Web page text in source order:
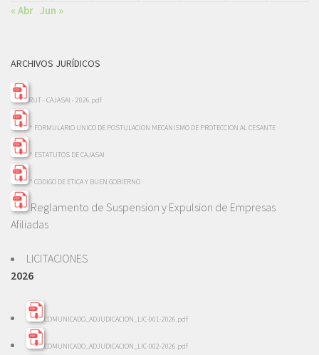
« Abr Jun »
ARCHIVOS JURÍDICOS
RUT - CAJASAI - 2026.pdf
* FORMULARIO UNICO DE POSTULACION MECANISMO DE PROTECCION AL CESANTE
* ESTATUTOS DE CAJASAI
* CODIGO DE ETICA Y BUEN GOBIERNO
Reglamento de Suspension y Expulsion de Empresas
Afiliadas
LICITACIONES
2026
COMUNICADO_ADJUDICACION_LIC-001-2026.pdf
COMUNICADO_ADJUDICACION_LIC-002-2026.pdf